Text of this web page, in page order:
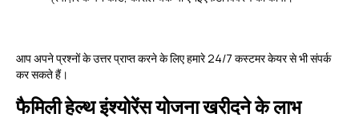
आप अपने प्रश्नों के उत्तर प्राप्त करने के लिए हमारे 24/7 कस्टमर केयर से भी संपर्क
कर सकते हैं।
फैमिली हेल्थ इंश्योरेंस योजना खरीदने के लाभ